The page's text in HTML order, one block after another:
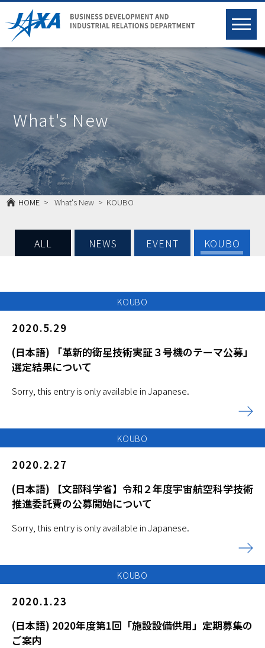
What's New
HOME What's New KOUBO
ALL NEWS EVENT KOUBO
KOUBO
2020.5.29
(日本語) 「革新的衛星技術実証３号機のテーマ公募」
選定結果について
Sorry, this entry is only available in Japanese.
KOUBO
2020.2.27
(日本語) 【文部科学省】令和２年度宇宙航空科学技術
推進委託費の公募開始について
Sorry, this entry is only available in Japanese.
KOUBO
2020.1.23
(日本語) 2020年度第1回「施設設備供用」定期募集の
ご案内